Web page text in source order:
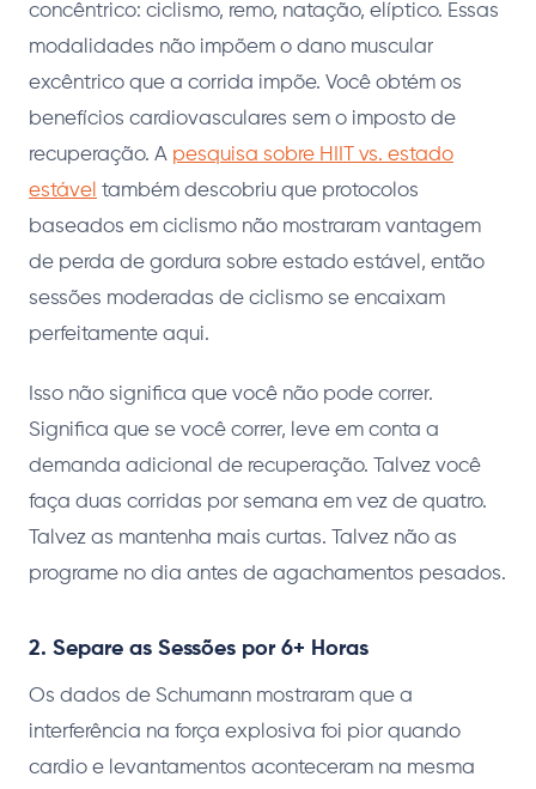
concêntrico: ciclismo, remo, natação, elíptico. Essas
modalidades não impõem o dano muscular
excêntrico que a corrida impõe. Você obtém os
benefícios cardiovasculares sem o imposto de
recuperação. A pesquisa sobre HIIT vs. estado
estável também descobriu que protocolos
baseados em ciclismo não mostraram vantagem
de perda de gordura sobre estado estável, então
sessões moderadas de ciclismo se encaixam
perfeitamente aqui.
Isso não significa que você não pode correr.
Significa que se você correr, leve em conta a
demanda adicional de recuperação. Talvez você
faça duas corridas por semana em vez de quatro.
Talvez as mantenha mais curtas. Talvez não as
programe no dia antes de agachamentos pesados.
2. Separe as Sessões por 6+ Horas
Os dados de Schumann mostraram que a
interferência na força explosiva foi pior quando
cardio e levantamentos aconteceram na mesma